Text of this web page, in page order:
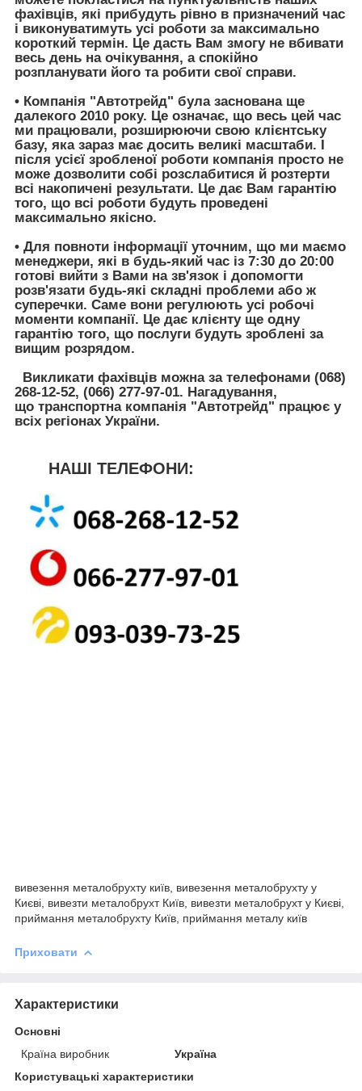
фахівців, які прибудуть рівно в призначений час
і виконуватимуть усі роботи за максимально
короткий термін. Це дасть Вам змогу не вбивати
весь день на очікування, а спокійно
розпланувати його та робити свої справи.
• Компанія "Автотрейд" була заснована ще
далекого 2010 року. Це означає, що весь цей час
ми працювали, розширюючи свою клієнтську
базу, яка зараз має досить великі масштаби. І
після усієї зробленої роботи компанія просто не
може дозволити собі розслабитися й розтерти
всі накопичені результати. Це дає Вам гарантію
того, що всі роботи будуть проведені
максимально якісно.
• Для повноти інформації уточним, що ми маємо
менеджери, які в будь-який час із 7:30 до 20:00
готові вийти з Вами на зв'язок і допомогти
розв'язати будь-які складні проблеми або ж
суперечки. Саме вони регулюють усі робочі
моменти компанії. Це дає клієнту ще одну
гарантію того, що послуги будуть зроблені за
вищим розрядом.
Викликати фахівців можна за телефонами (068)
268-12-52, (066) 277-97-01. Нагадування,
що транспортна компанія "Автотрейд" працює у
всіх регіонах України.
НАШІ ТЕЛЕФОНИ:
вивезення металобрухту київ, вивезення металобрухту у
Києві, вивезти металобрухт Київ, вивезти металобрухт у Києві,
приймання металобрухту Київ, приймання металу київ
Приховати
Характеристики
Основні
Країна виробник
Україна
Користувацькі характеристики